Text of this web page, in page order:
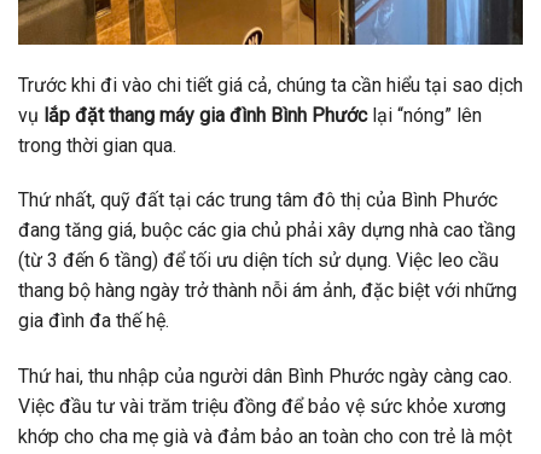
Trước khi đi vào chi tiết giá cả, chúng ta cần hiểu tại sao dịch
vụ lắp đặt thang máy gia đình Bình Phướclại “nóng” lên
trong thời gian qua.
Thứ nhất, quỹ đất tại các trung tâm đô thị của Bình Phước
đang tăng giá, buộc các gia chủ phải xây dựng nhà cao tầng
(từ 3 đến 6 tầng) để tối ưu diện tích sử dụng. Việc leo cầu
thang bộ hàng ngày trở thành nỗi ám ảnh, đặc biệt với những
gia đình đa thế hệ.
Thứ hai, thu nhập của người dân Bình Phước ngày càng cao.
Việc đầu tư vài trăm triệu đồng để bảo vệ sức khỏe xương
khớp cho cha mẹ già và đảm bảo an toàn cho con trẻ là một